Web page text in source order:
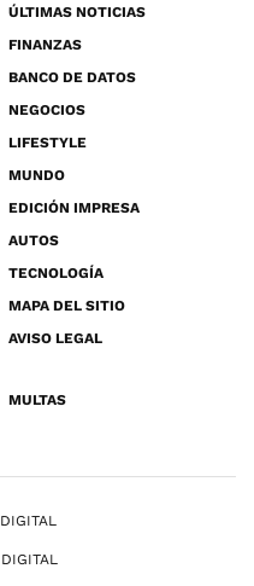
ÚLTIMAS NOTICIAS
FINANZAS
BANCO DE DATOS
NEGOCIOS
LIFESTYLE
MUNDO
EDICIÓN IMPRESA
AUTOS
TECNOLOGÍA
MAPA DEL SITIO
AVISO LEGAL
MULTAS
DIGITAL
DIGITAL